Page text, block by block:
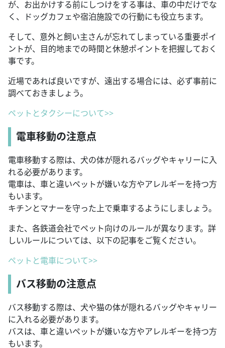
が、お出かけする前にしつけをする事は、車の中だけでな
く、ドッグカフェや宿泊施設での行動にも役立ちます。
そして、意外と飼い主さんが忘れてしまっている重要ポイ
ントが、目的地までの時間と休憩ポイントを把握しておく
事です。
近場であれば良いですが、遠出する場合には、必ず事前に
調べておきましょう。
ペットとタクシーについて>>
電車移動の注意点
電車移動する際は、犬の体が隠れるバッグやキャリーに入
れる必要があります。
電車は、車と違いペットが嫌いな方やアレルギーを持つ方
もいます。
キチンとマナーを守った上で乗車するようにしましょう。
また、各鉄道会社でペット向けのルールが異なります。詳
しいルールについては、以下の記事をご覧ください。
ペットと電車について>>
バス移動の注意点
バス移動する際は、犬や猫の体が隠れるバッグやキャリー
に入れる必要があります。
バスは、車と違いペットが嫌いな方やアレルギーを持つ方
もいます。